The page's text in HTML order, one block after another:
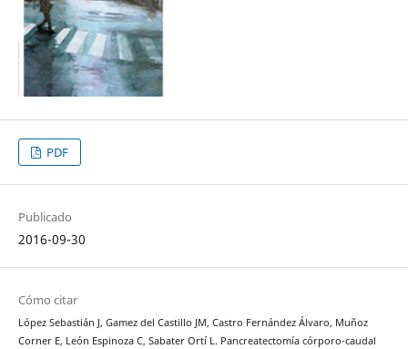
PDF
Publicado
2016-09-30
Cómo citar
López Sebastián J, Gamez del Castillo JM, Castro Fernández Álvaro, Muñoz
Corner E, León Espinoza C, Sabater Ortí L. Pancreatectomía córporo-caudal